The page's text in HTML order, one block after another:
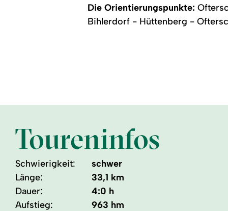
Die Orientierungspunkte:
Bihlerdorf - Hüttenberg -
Toureninfos
Schwierigkeit:
schwer
Länge:
33,1 km
Dauer:
4:0 h
Aufstieg:
963 hm